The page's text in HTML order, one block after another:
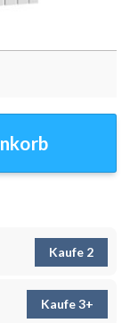
Kaufe 2
Kaufe 3+